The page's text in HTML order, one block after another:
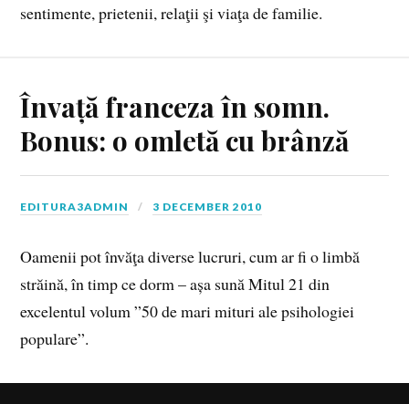
sentimente, prietenii, relaţii şi viaţa de familie.
Învață franceza în somn.
Bonus: o omletă cu brânză
EDITURA3ADMIN 3 DECEMBER 2010
Oamenii pot învăţa diverse lucruri, cum ar fi o limbă
străină, în timp ce dorm – așa sună Mitul 21 din
excelentul volum ”50 de mari mituri ale psihologiei
populare”.